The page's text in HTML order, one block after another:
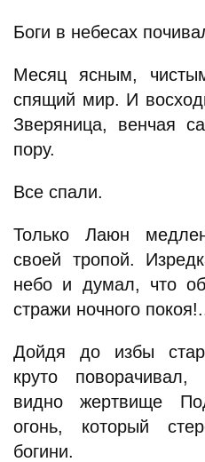
Боги в небесах
Месяц ясным,
спящий мир. И
Зверяница, венчая
пору.
Все спали.
Только Лаюн
своей тропой.
небо и думал, что
стражи ночного
Дойдя до избы
круто
видно жертвище
огонь, который
богини.